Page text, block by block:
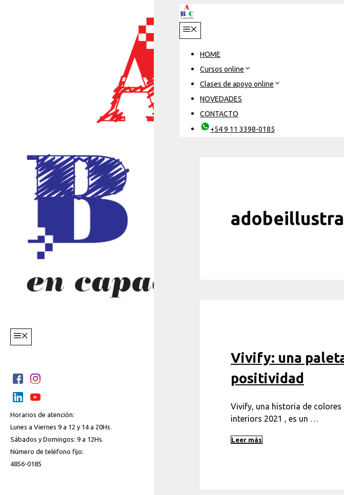
Saltar
al
contenido
Horarios de atención:
Lunes a Viernes 9 a 12 y 14 a 20Hs.
Sábados y Domingos: 9 a 12Hs.
Número de teléfono fijo:
4856-0185
HOME
Cursos online
Clases de apoyo online
NOVEDADES
CONTACTO
+54 9 11 3398-0185
Vivify: una
positividad
Vivify, una historia de colores
interiors 2021 , es un …
Leer más